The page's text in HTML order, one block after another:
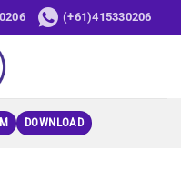
(+61)415330206
DOWNLOAD